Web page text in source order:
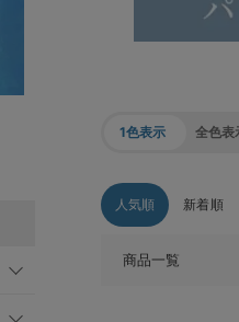
1色表示 全色表
人気順 新着順
商品一覧